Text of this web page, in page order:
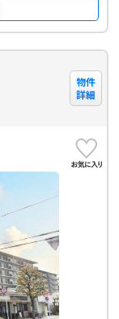
物件
詳細